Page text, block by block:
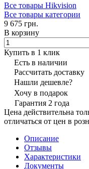
Все товары Hikvision
Все товары категории
9 675 грн.
В корзину
Купить в 1 клик
Есть в наличии
Рассчитать доставку
Нашли дешевле?
Хочу в подарок
Гарантия 2 года
Цена действительна
отличаться от цен в
Описание
Отзывы
Характеристики
Документы